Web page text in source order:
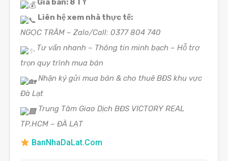
Giá bán: 8 TỶ
Liên hệ xem nhà thực tế:
NGỌC TRÂM – Zalo/Call: 0377 804 740
Tư vấn nhanh – Thông tin minh bạch – Hỗ trợ
trọn quy trình mua bán
Nhận ký gửi mua bán & cho thuê BĐS khu vực
Đà Lạt
Trung Tâm Giao Dịch BĐS VICTORY REAL
TP.HCM – ĐÀ LẠT
BanNhaDaLat.Com